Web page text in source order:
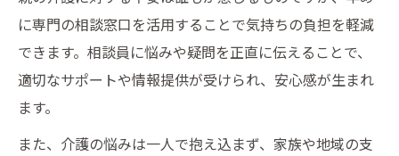
に専門の相談窓口を活用することで気持ちの負担を軽減
できます。相談員に悩みや疑問を正直に伝えることで、
適切なサポートや情報提供が受けられ、安心感が生まれ
ます。
また、介護の悩みは一人で抱え込まず、家族や地域の支